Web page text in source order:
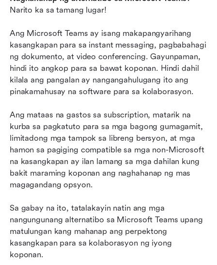
Narito ka sa tamang lugar!
Ang Microsoft Teams ay isang makapangyarihang
kasangkapan para sa instant messaging, pagbabahagi
ng dokumento, at video conferencing. Gayunpaman,
hindi ito angkop para sa bawat koponan. Hindi dahil
kilala ang pangalan ay nangangahulugang ito ang
pinakamahusay na software para sa kolaborasyon.
Ang mataas na gastos sa subscription, matarik na
kurba sa pagkatuto para sa mga bagong gumagamit,
limitadong mga tampok sa libreng bersyon, at mga
hamon sa pagiging compatible sa mga non-Microsoft
na kasangkapan ay ilan lamang sa mga dahilan kung
bakit maraming koponan ang naghahanap ng mas
magagandang opsyon.
Sa gabay na ito, tatalakayin natin ang mga
nangungunang alternatibo sa Microsoft Teams upang
matulungan kang mahanap ang perpektong
kasangkapan para sa kolaborasyon ng iyong
koponan.
para sa iyong koponan?
Bakit ang Lark ang pinakamahusay na
alternatibo sa Microsoft Teams
Huling mga saloobin tungkol sa mga alternatibo
sa Microsoft Teams
Mga Madalas Itanong tungkol sa mga
Alternatibo sa Microsoft Teams
May kaugnayang pagbasa